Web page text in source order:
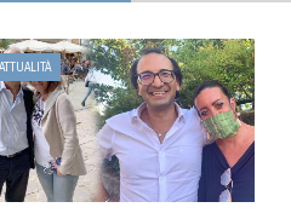
ATTUALITÀ